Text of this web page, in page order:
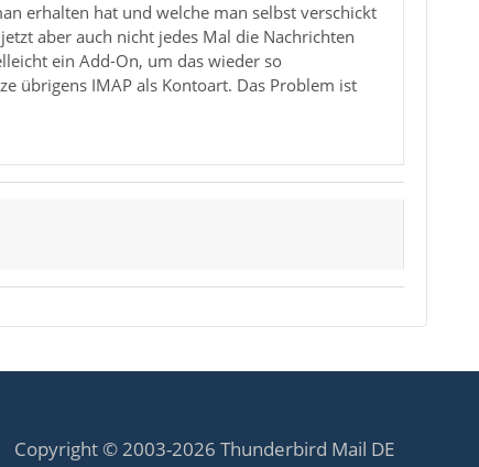
erhalten hat und welche man selbst verschickt
aber auch nicht jedes Mal die Nachrichten
ein Add-On, um das wieder so
übrigens IMAP als Kontoart. Das Problem ist
Copyright © 2003-2026 Thunderbird Mail DE